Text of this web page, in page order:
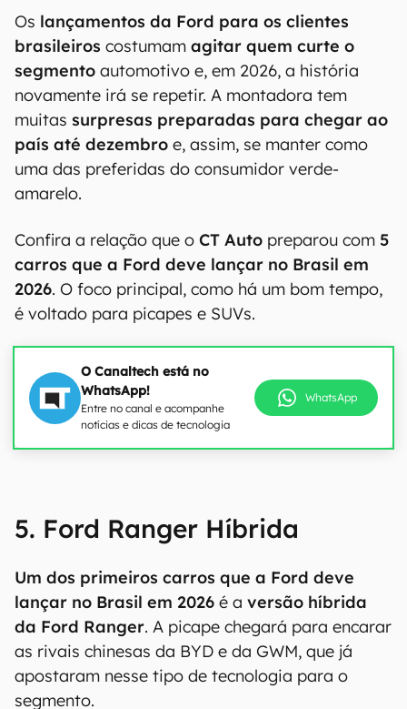
Os lançamentos da Ford para os clientes
brasileiros costumam agitar quem curte o
segmento automotivo e, em 2026, a história
novamente irá se repetir. A montadora tem
muitas surpresas preparadas para chegar ao
país até dezembro e, assim, se manter como
uma das preferidas do consumidor verde-
amarelo.
Confira a relação que o CT Auto preparou com 5
carros que a Ford deve lançar no Brasil em
2026. O foco principal, como há um bom tempo,
é voltado para picapes e SUVs.
O Canaltech está no
WhatsApp!
Entre no canal e acompanhe
notícias e dicas de tecnologia
WhatsApp